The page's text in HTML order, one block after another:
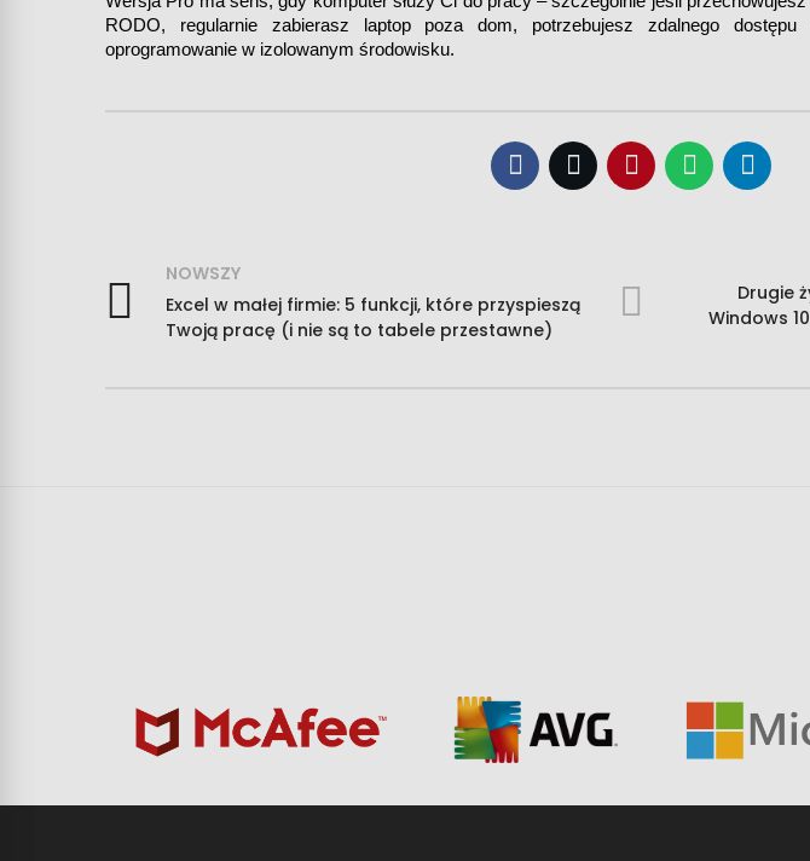
RODO, regularnie zabierasz laptop poza dom, potrzebujesz zdalnego
oprogramowanie w izolowanym środowisku.
NOWSZY
Excel w małej firmie: 5 funkcji, które przyspieszą
Twoją pracę (i nie są to tabele przestawne)
Drugie
Windows